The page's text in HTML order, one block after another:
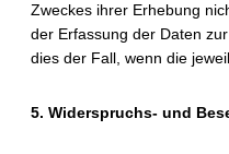
Zweckes ihrer Erhebung
der Erfassung der Daten
dies der Fall, wenn die
5. Widerspruchs- und